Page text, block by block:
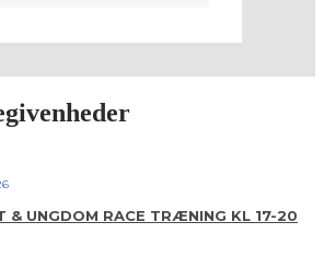
& UNGDOM RACE TRÆNING KL 17-20